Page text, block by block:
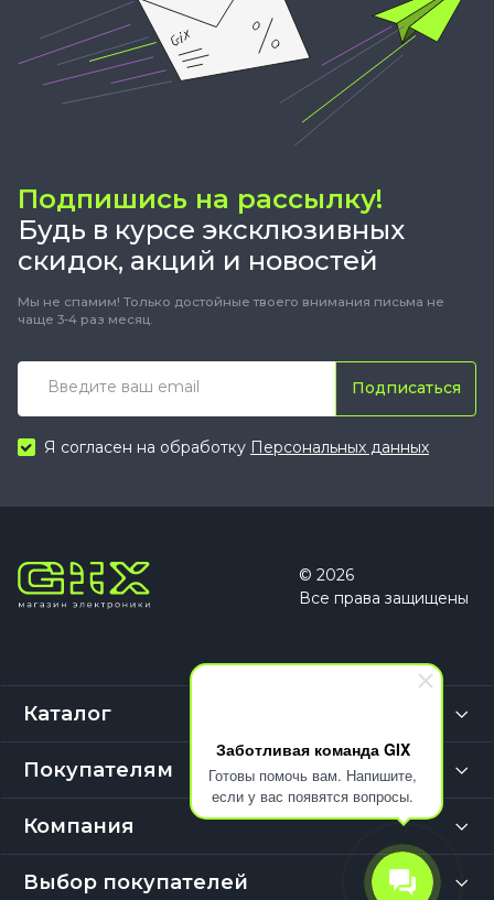
Заботливая команда GIX
Готовы помочь вам. Напишите,
если у вас появятся вопросы.
Подпишись на рассылку!
Будь в курсе эксклюзивных
скидок, акций и новостей
Мы не спамим! Только достойные твоего внимания письма не
чаще 3-4 раз месяц.
Подписаться
Я согласен на обработку Персональных данных
© 2026
Все права защищены
Каталог
Покупателям
Компания
Выбор покупателей